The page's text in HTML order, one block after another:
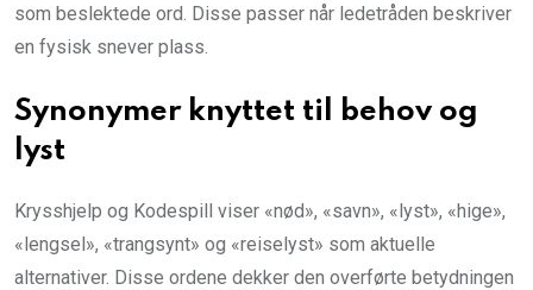
som beslektede ord. Disse passer når ledetråden beskriver
en fysisk snever plass.
Synonymer knyttet til behov og
lyst
Krysshjelp og Kodespill viser «nød», «savn», «lyst», «hige»,
«lengsel», «trangsynt» og «reiselyst» som aktuelle
alternativer. Disse ordene dekker den overførte betydningen